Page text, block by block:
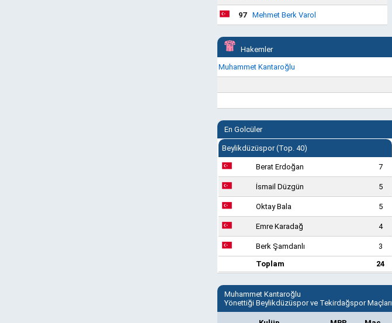
97 Mehmet Berk Varol
Hakemler
Muhammet Kantaroğlu
En Golcüler
Beylikdüzüspor (Top. 40)
Berat Erdoğan 7
İsmail Düzgün 5
Oktay Bala 5
Emre Karadağ 4
Berk Şamdanlı
3
Toplam
24
Muhammet Kantaroğlu
Yönettiği Beylikdüzüspor ve Tekirdağspor Maçları